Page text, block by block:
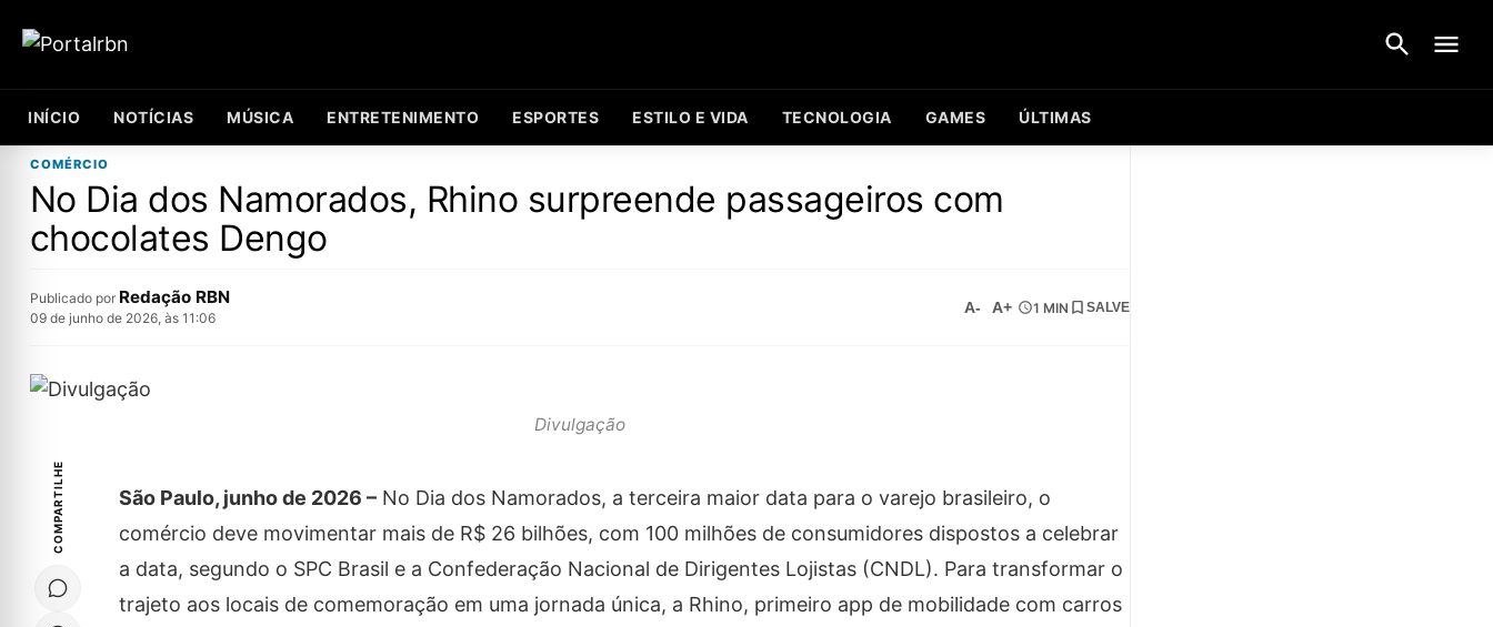
INÍCIO NOTÍCIAS MÚSICA ENTRETENIMENTO ESPORTES ESTILO E VIDA TECNOLOGIA GAMES ÚLTIMAS
COMÉRCIO
No Dia dos Namorados, Rhino surpreende passageiros com
chocolates Dengo
Publicado por Redação RBN
09 de junho de 2026, às 11:06
A- A+ 1 MIN SALVE
Divulgação
COMPARTILHE São Paulo, junho de 2026 –No Dia dos Namorados, a terceira maior data para o varejo brasileiro, o
comércio deve movimentar mais de R$ 26 bilhões, com 100 milhões de consumidores dispostos a celebrar
a data, segundo o SPC Brasil e a Confederação Nacional de Dirigentes Lojistas (CNDL). Para transformar o
trajeto aos locais de comemoração em uma jornada única, a Rhino, primeiro app de mobilidade com carros